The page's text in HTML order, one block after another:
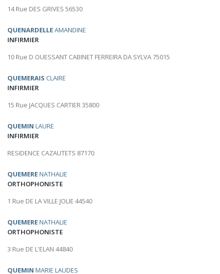
14 Rue DES GRIVES 56530
QUENARDELLEAMANDINE
INFIRMIER
10 Rue D OUESSANT CABINET FERREIRA DA SYLVA 75015
QUEMERAIS CLAIRE
INFIRMIER
15 Rue JACQUES CARTIER 35800
QUEMIN LAURE
INFIRMIER
RESIDENCE CAZAUTETS 87170
QUEMERENATHALIE
ORTHOPHONISTE
1 Rue DE LA VILLE JOLIE 44540
QUEMERENATHALIE
ORTHOPHONISTE
3 Rue DE L'ELAN 44840
QUEMIN MARIE LAUDES